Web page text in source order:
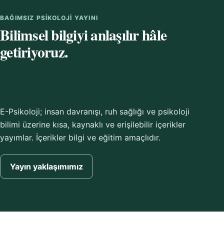
BAĞIMSIZ PSIKOLOJI YAYINI
Bilimsel bilgiyi anlaşılır hâle
getiriyoruz.
E-Psikoloji; insan davranışı, ruh sağlığı ve psikoloji
bilimi üzerine kısa, kaynaklı ve erişilebilir içerikler
yayımlar. İçerikler bilgi ve eğitim amaçlıdır.
Yayın yaklaşımımız